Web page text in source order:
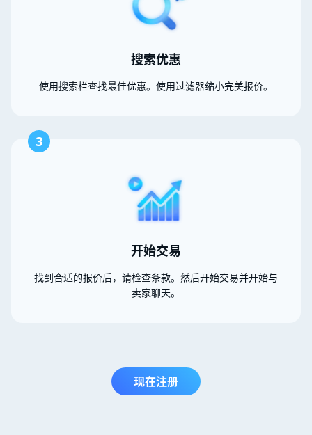
搜索优惠
使用搜索栏查找最佳优惠。使用过滤器缩小完美报价。
3
开始交易
找到合适的报价后，请检查条款。然后开始交易并开始与
卖家聊天。
现在注册